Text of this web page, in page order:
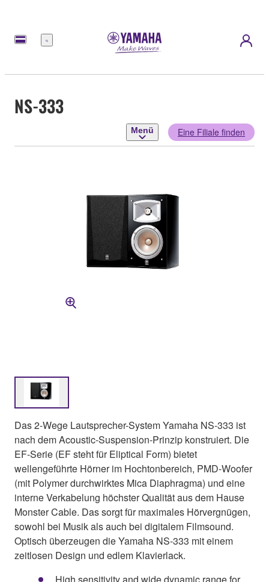
Menü
NS-333
Menü Eine Filiale finden
Das 2-Wege Lautsprecher-System Yamaha NS-333 ist
nach dem Acoustic-Suspension-Prinzip konstruiert. Die
EF-Serie (EF steht für Eliptical Form) bietet
wellengeführte Hörner im Hochtonbereich, PMD-Woofer
(mit Polymer durchwirktes Mica Diaphragma) und eine
interne Verkabelung höchster Qualität aus dem Hause
Monster Cable. Das sorgt für maximales Hörvergnügen,
sowohl bei Musik als auch bei digitalem Filmsound.
Optisch überzeugen die Yamaha NS-333 mit einem
zeitlosen Design und edlem Klavierlack.
High sensitivity and wide dynamic range for